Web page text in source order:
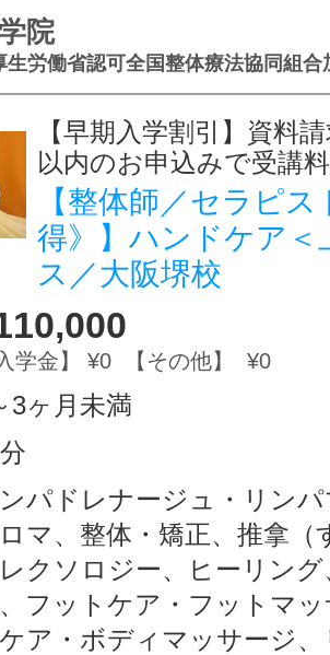
院
生労働省認可全国整体療法協同組合
【早期入学割引】資料
以内のお申込みで受講
【整体師／セラピ
得》】ハンドケア＜
ス／大阪堺校
入学金】 ¥0 【その他】 ¥0
3ヶ月未満
パドレナージュ・リン
マ、整体・矯正、推拿（
クソロジー、ヒーリン
フットケア・フットマ
ア・ボディマッサージ